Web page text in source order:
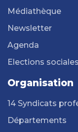
Médiathèque
Newsletter
Agenda
Elections
Organisation
14 Syndicats
Départements